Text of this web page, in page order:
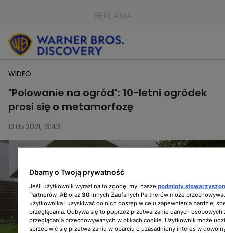
WIDEO
"Polowanie na ogród": 10-letni ogródek
prosi się o metamorfozę
13.05.2021, 13:43
Dbamy o Twoją prywatność
Jeśli użytkownik wyrazi na to zgodę, my, nasze podmioty
Partnerów IAB oraz 30 innych Zaufanych Partnerów może
użytkownika i uzyskiwać do nich dostęp w celu zapewnienia bardziej
przeglądania. Odbywa się to poprzez przetwarzanie danych osobowych
przeglądania przechowywanych w plikach cookie. Użytkownik może
sprzeciwić się przetwarzaniu w oparciu o uzasadniony interes w